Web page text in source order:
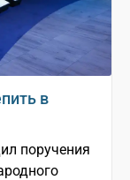
в
поручения